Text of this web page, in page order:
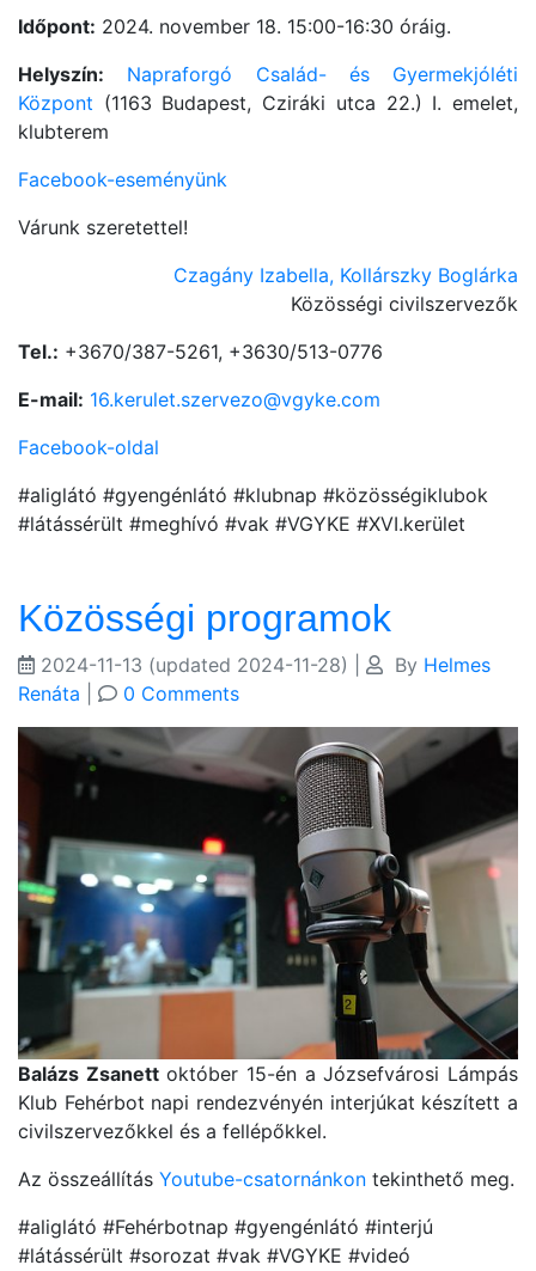
Időpont: 2024. november 18. 15:00-16:30 óráig.
Helyszín:
Napraforgó Család- és Gyermekjóléti
Központ (1163 Budapest, Cziráki utca 22.) I. emelet,
klubterem
Facebook-eseményünk
Várunk szeretettel!
Czagány Izabella, Kollárszky Boglárka
Közösségi civilszervezők
Tel.: +3670/387-5261, +3630/513-0776
E-mail: 16.kerulet.szervezo@vgyke.com
Facebook-oldal
#aliglátó #gyengénlátó #klubnap #közösségiklubok
#látássérült #meghívó #vak #VGYKE #XVI.kerület
Közösségi programok
2024-11-13 (updated 2024-11-28) By Helmes
Renáta
0 Comments
Balázs Zsanettoktóber 15-én a Józsefvárosi Lámpás
Klub Fehérbot napi rendezvényén interjúkat készített a
civilszervezőkkel és a fellépőkkel.
Az összeállítás Youtube-csatornánkon tekinthető meg.
#aliglátó #Fehérbotnap #gyengénlátó #interjú
#látássérült #sorozat #vak #VGYKE #videó